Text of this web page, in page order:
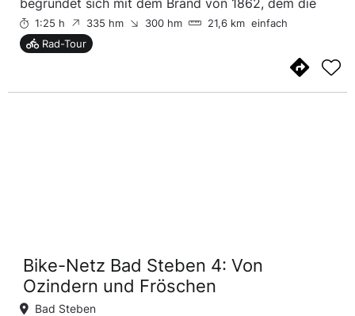
begründet sich mit dem Brand von 1862, dem die
Stadt Naila nahezu gänzlich zum Opfer gefallen ist.
Frösche im Froschbachtal- die mag es zwar dort ...
1:25 h 335 hm 300 hm 21,6 km einfach
Rad-Tour
Bike-Netz Bad Steben 4: Von
Ozindern und Fröschen
Bad Steben